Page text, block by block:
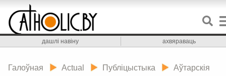
дашлі навіну ахвяраваць
Галоўная Actual Публіцыстыка
Аўтарскія